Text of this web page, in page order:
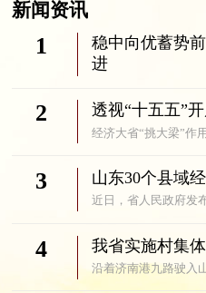
新闻资讯
1
稳中向优蓄势
进
2 透视“十五五”
3 山东30个县域
4 我省实施村集